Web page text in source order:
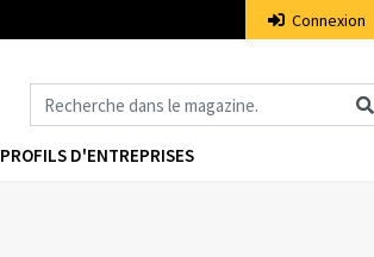
Connexion
PROFILS D'ENTREPRISES